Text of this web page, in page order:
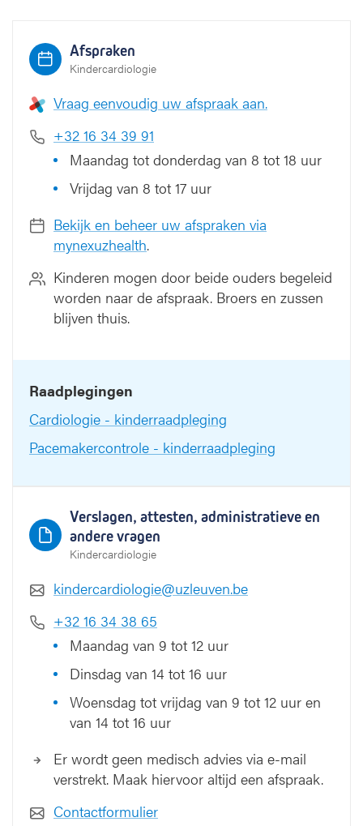
Afspraken
Kindercardiologie
Vraag eenvoudig uw afspraak aan.
+32 16 34 39 91
Maandag tot donderdag van 8 tot 18 uur
Vrijdag van 8 tot 17 uur
Bekijk en beheer uw afspraken via
mynexuzhealth.
Kinderen mogen door beide ouders begeleid
worden naar de afspraak. Broers en zussen
blijven thuis.
Raadplegingen
Cardiologie - kinderraadpleging
Pacemakercontrole - kinderraadpleging
Verslagen, attesten, administratieve en
andere vragen
Kindercardiologie
kindercardiologie@uzleuven.be
+32 16 34 38 65
Maandag van 9 tot 12 uur
Dinsdag van 14 tot 16 uur
Woensdag tot vrijdag van 9 tot 12 uur en
van 14 tot 16 uur
Er wordt geen medisch advies via e-mail
verstrekt. Maak hiervoor altijd een afspraak.
Contactformulier